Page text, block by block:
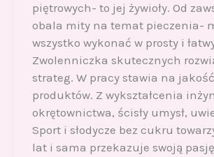
piętrowych- to jej żywioły. Od
obala mity na temat pieczenia-
wszystko wykonać w prosty i
Zwolenniczka skutecznych
strateg. W pracy stawia na
produktów. Z wykształcenia
okrętownictwa, ścisły umysł,
Sport i słodycze bez cukru
lat i sama przekazuje swoją